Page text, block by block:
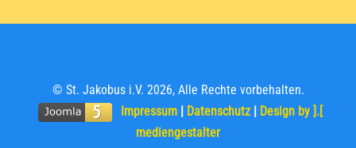
© St. Jakobus i.V. 2026, Alle Rechte vorbehalten.
Impressum
Datenschutz
Design by ].[
mediengestalter